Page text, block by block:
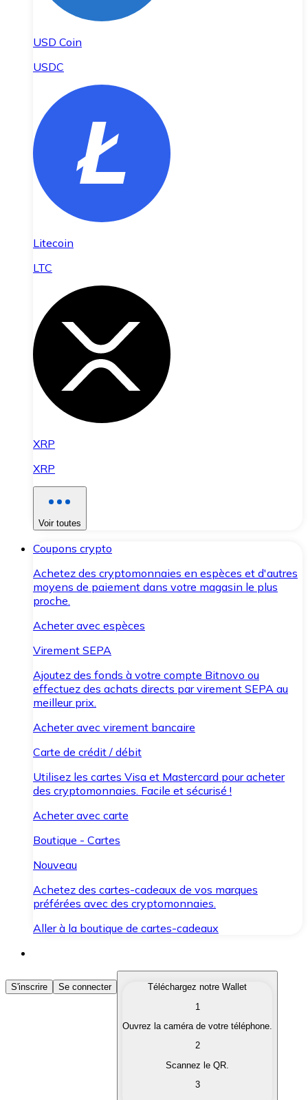
USD Coin
USDC
Litecoin
LTC
XRP
XRP
Voir toutes
Coupons crypto
Achetez des cryptomonnaies en espèces et d'autres
moyens de paiement dans votre magasin le plus
proche.
Acheter avec espèces
Virement SEPA
Ajoutez des fonds à votre compte Bitnovo ou
effectuez des achats directs par virement SEPA au
meilleur prix.
Acheter avec virement bancaire
Carte de crédit / débit
Utilisez les cartes Visa et Mastercard pour acheter
des cryptomonnaies. Facile et sécurisé !
Acheter avec carte
Boutique - Cartes
Nouveau
Achetez des cartes-cadeaux de vos marques
préférées avec des cryptomonnaies.
Aller à la boutique de cartes-cadeaux
Acheter des Cryptomonnaies
Achetez les cryptomonnaies qui vous intéressent
Convertissez vos cryptomonnaies en monnaie
S'inscrire Se connecter
Téléchargez notre Wallet
1
Ouvrez la caméra de votre téléphone.
2
Scannez le QR.
3